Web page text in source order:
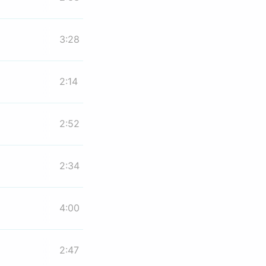
3:28
2:14
2:52
2:34
4:00
2:47